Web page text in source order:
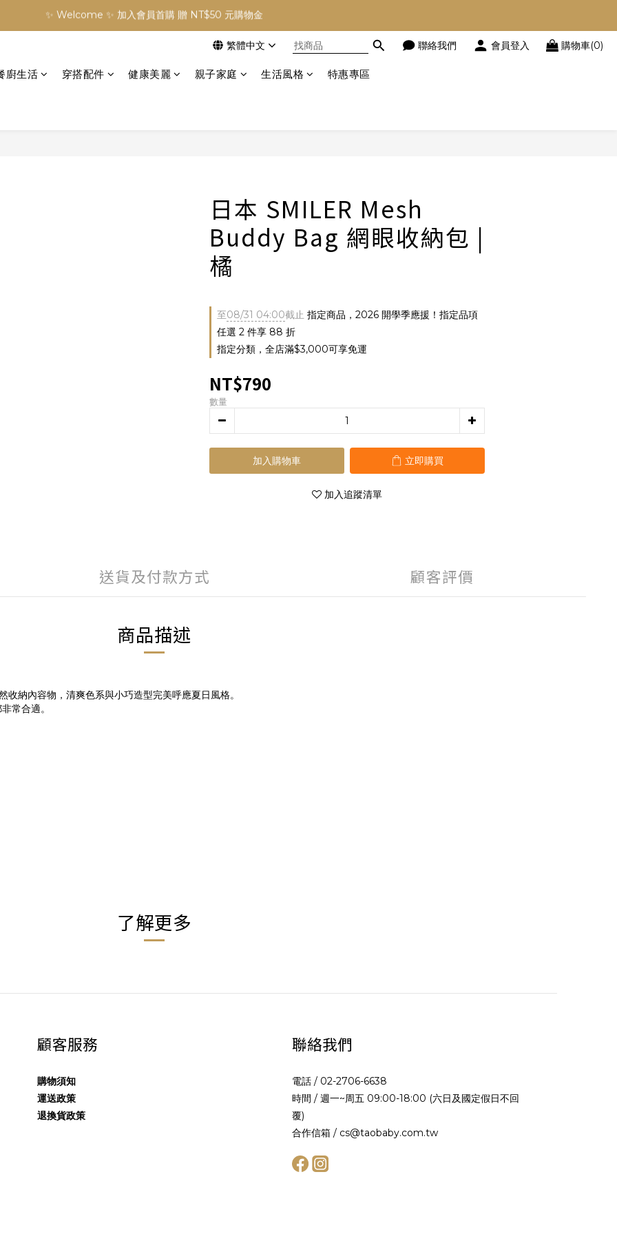
✨ Welcome ✨ 加入會員首購 贈 NT$50 元購物金
訂單滿 NT$3000 元免運費
繁體中文 聯絡我們 會員登入 購物車(0)
廚生活 穿搭配件 健康美麗 親子家庭 生活風格 特惠專區
日本 SMILER Mesh
Buddy Bag 網眼收納包 |
橘
至08/31 04:00截止 指定商品，2026 開學季應援！指定品項
任選 2 件享 88 折
指定分類，全店滿$3,000可享免運
NT$790
數量
加入購物車 立即購買
加入追蹤清單
送貨及付款方式 顧客評價
商品描述
納內容物，清爽色系與小巧造型完美呼應夏日風格。
常合適。
了解更多
顧客服務
購物須知
運送政策
退換貨政策
聯絡我們
電話 / 02-2706-6638
時間 / 週一~周五 09:00-18:00 (六日及國定假日不回
覆)
合作信箱 / cs@taobaby.com.tw